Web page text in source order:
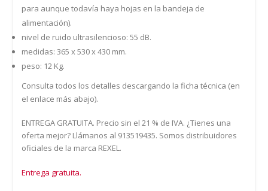
para aunque todavía haya hojas en la bandeja de
alimentación).
nivel de ruido ultrasilencioso: 55 dB.
medidas: 365 x 530 x 430 mm.
peso: 12 Kg.
Consulta todos los detalles descargando la ficha técnica (en
el enlace más abajo).
ENTREGA GRATUITA. Precio sin el 21 % de IVA. ¿Tienes una
oferta mejor? Llámanos al 913519435. Somos distribuidores
oficiales de la marca REXEL.
Entrega gratuita.